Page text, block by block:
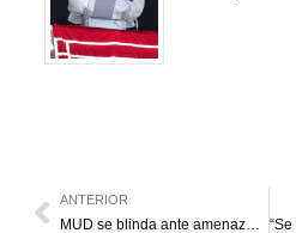
ANTERIOR
MUD se blinda ante amenaza con ilegilazar partidos